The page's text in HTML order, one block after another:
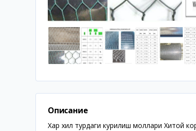
Описание
Хар хил турдаги курилиш моллари Хитой